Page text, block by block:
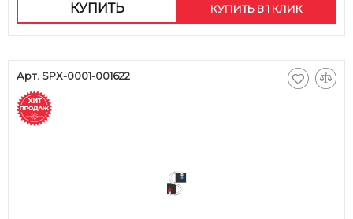
КУПИТЬ КУПИТЬ В 1 КЛИК
Арт. SPX-0001-001622